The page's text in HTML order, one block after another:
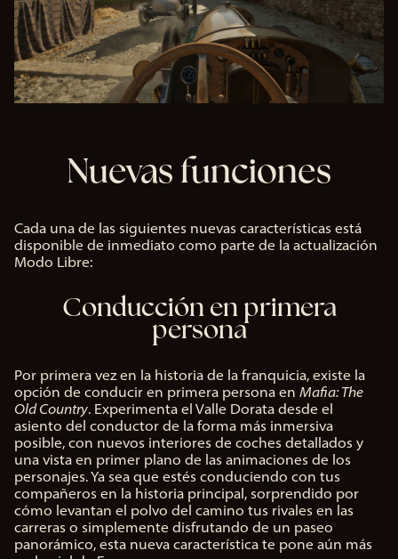
Nuevas funciones
Cada una de las siguientes nuevas características está
disponible de inmediato como parte de la actualización
Modo Libre:
Conducción en primera
persona
Por primera vez en la historia de la franquicia, existe la
opción de conducir en primera persona en Mafia: The
Old Country. Experimenta el Valle Dorata desde el
asiento del conductor de la forma más inmersiva
posible, con nuevos interiores de coches detallados y
una vista en primer plano de las animaciones de los
personajes. Ya sea que estés conduciendo con tus
compañeros en la historia principal, sorprendido por
cómo levantan el polvo del camino tus rivales en las
carreras o simplemente disfrutando de un paseo
panorámico, esta nueva característica te pone aún más